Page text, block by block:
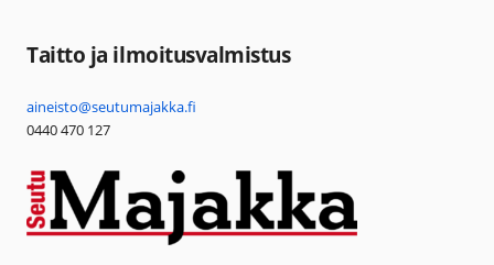
Taitto ja ilmoitusvalmistus
aineisto@seutumajakka.fi
0440 470 127